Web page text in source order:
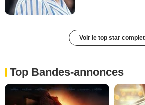
Voir le top star complet
Top Bandes-annonces